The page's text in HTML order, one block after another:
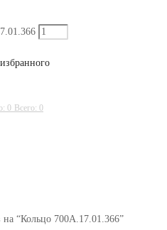
0 Всего: 0
на “Кольцо 700А.17.01.366”